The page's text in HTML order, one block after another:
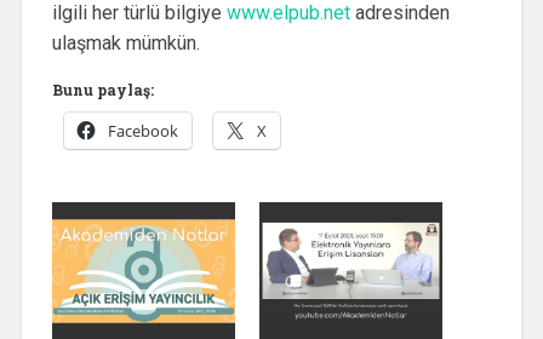
ilgili her türlü bilgiye www.elpub.netadresinden
ulaşmak mümkün.
Bunu paylaş:
Facebook X